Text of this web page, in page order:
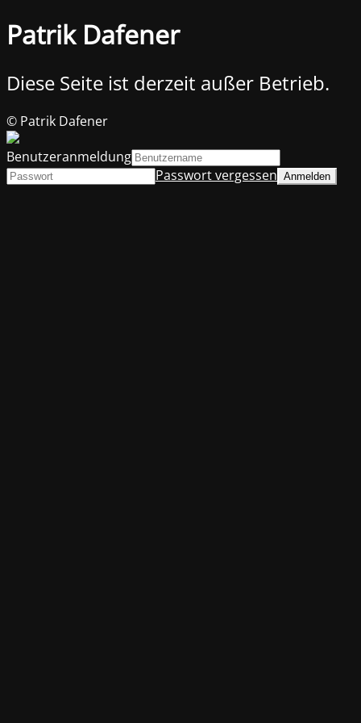
Patrik Dafener
Diese Seite ist derzeit außer Betrieb.
© Patrik Dafener
Benutzeranmeldung
Passwort vergessen